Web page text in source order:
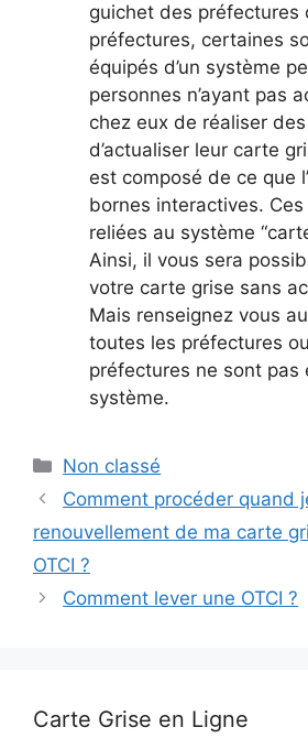
guichet des préfectures
préfectures, certaines
équipés d’un système
personnes n’ayant pas
chez eux de réaliser
d’actualiser leur carte
est composé de ce que
bornes interactives.
reliées au système
Ainsi, il vous sera
votre carte grise sans
Mais renseignez vous
toutes les préfectures
préfectures ne sont pas
système.
Catégories
Non classé
Comment procéder quand
renouvellement de ma carte
OTCI ?
Comment lever une OTCI ?
Carte Grise en Ligne